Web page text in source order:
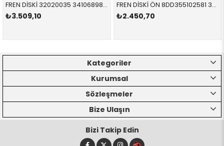
FREN DİSKİ 32020035 34106898723 34116775277 F10,F11 2.0,2.5,3.0 ÖN
FREN DİSKİ ÖN 8DD355102581 34116864060 34116864060 E36,E46 1.8,2.0,2.5,2.8 HAVALI 1991-2005
₺2.450,70
Kategoriler
Kurumsal
Sözleşmeler
Bize Ulaşın
Bizi Takip Edin